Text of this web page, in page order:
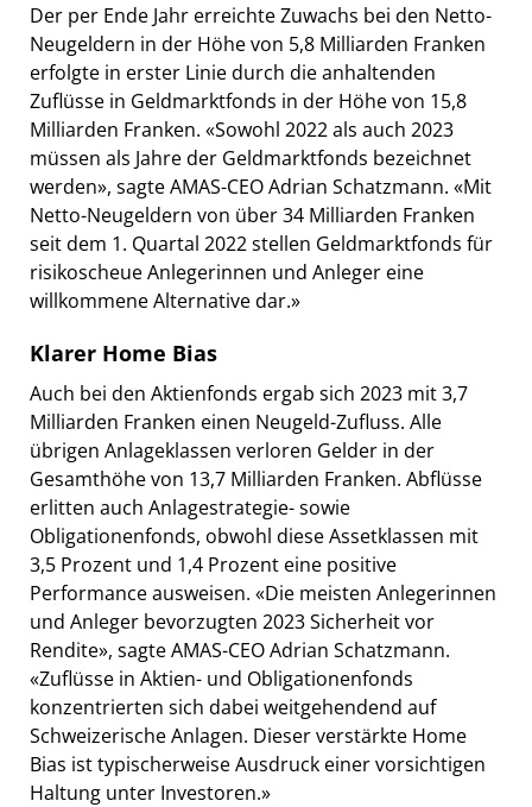
Der per Ende Jahr erreichte Zuwachs bei den Netto-
Neugeldern in der Höhe von 5,8 Milliarden Franken
erfolgte in erster Linie durch die anhaltenden
Zuflüsse in Geldmarktfonds in der Höhe von 15,8
Milliarden Franken. «Sowohl 2022 als auch 2023
müssen als Jahre der Geldmarktfonds bezeichnet
werden», sagte AMAS-CEO Adrian Schatzmann. «Mit
Netto-Neugeldern von über 34 Milliarden Franken
seit dem 1. Quartal 2022 stellen Geldmarktfonds für
risikoscheue Anlegerinnen und Anleger eine
willkommene Alternative dar.»
Klarer Home Bias
Auch bei den Aktienfonds ergab sich 2023 mit 3,7
Milliarden Franken einen Neugeld-Zufluss. Alle
übrigen Anlageklassen verloren Gelder in der
Gesamthöhe von 13,7 Milliarden Franken. Abflüsse
erlitten auch Anlagestrategie- sowie
Obligationenfonds, obwohl diese Assetklassen mit
3,5 Prozent und 1,4 Prozent eine positive
Performance ausweisen. «Die meisten Anlegerinnen
und Anleger bevorzugten 2023 Sicherheit vor
Rendite», sagte AMAS-CEO Adrian Schatzmann.
«Zuflüsse in Aktien- und Obligationenfonds
konzentrierten sich dabei weitgehendend auf
Schweizerische Anlagen. Dieser verstärkte Home
Bias ist typischerweise Ausdruck einer vorsichtigen
Haltung unter Investoren.»